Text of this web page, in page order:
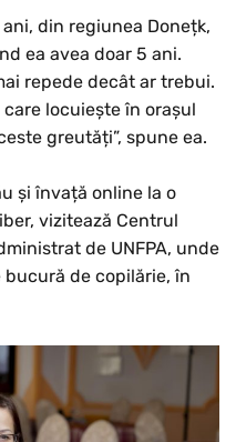
din regiunea Donețk,
ea avea doar 5 ani.
repede decât ar trebui.
locuiește în orașul
greutăți”, spune ea.
și învață online la o
vizitează Centrul
de UNFPA, unde
de copilărie, în